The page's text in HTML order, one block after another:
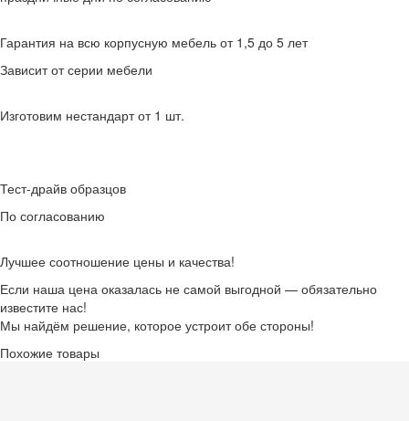
Гарантия на всю корпусную мебель от 1,5 до 5 лет
Зависит от серии мебели
Изготовим нестандарт от 1 шт.
Тест-драйв образцов
По согласованию
Лучшее соотношение цены и качества!
Если наша цена оказалась не самой выгодной — обязательно
известите нас!
Мы найдём решение, которое устроит обе стороны!
Похожие товары